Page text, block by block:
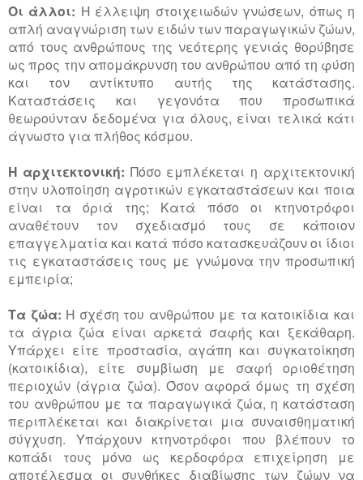
Οι άλλοι: Η έλλειψη στοιχειωδών γνώσεων, όπως η
απλή αναγνώριση των ειδών των παραγωγικών ζώων,
από τους ανθρώπους της νεότερης γενιάς θορύβησε
ως προς την απομάκρυνση του ανθρώπου από τη φύση
και τον αντίκτυπο αυτής της κατάστασης.
Καταστάσεις και γεγονότα που προσωπικά
θεωρούνταν δεδομένα για όλους, είναι τελικά κάτι
άγνωστο για πλήθος κόσμου.
Η αρχιτεκτονική: Πόσο εμπλέκεται η αρχιτεκτονική
στην υλοποίηση αγροτικών εγκαταστάσεων και ποια
είναι τα όριά της; Κατά πόσο οι κτηνοτρόφοι
αναθέτουν τον σχεδιασμό τους σε κάποιον
επαγγελματία και κατά πόσο κατασκευάζουν οι ίδιοι
τις εγκαταστάσεις τους με γνώμονα την προσωπική
εμπειρία;
Τα ζώα: Η σχέση του ανθρώπου με τα κατοικίδια και
τα άγρια ζώα είναι αρκετά σαφής και ξεκάθαρη.
Υπάρχει είτε προστασία, αγάπη και συγκατοίκηση
(κατοικίδια), είτε συμβίωση με σαφή οριοθέτηση
περιοχών (άγρια ζώα). Όσον αφορά όμως τη σχέση
του ανθρώπου με τα παραγωγικά ζώα, η κατάσταση
περιπλέκεται και διακρίνεται μια συναισθηματική
σύγχυση. Υπάρχουν κτηνοτρόφοι που βλέπουν το
κοπάδι τους μόνο ως κερδοφόρα επιχείρηση με
αποτέλεσμα οι συνθήκες διαβίωσης των ζώων να